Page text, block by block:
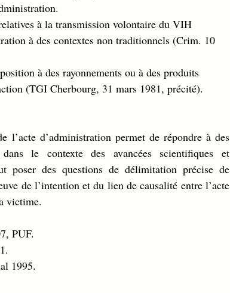
à la transmission volontaire du VIH
à des contextes non traditionnels (Crim. 10
à des rayonnements ou à des produits
(TGI Cherbourg, 31 mars 1981, précité).
l’acte d’administration permet de répondre à des
le contexte des avancées scientifiques et
poser des questions de délimitation précise de
de l’intention et du lien de causalité entre l’acte
victime.
PUF.
1995.